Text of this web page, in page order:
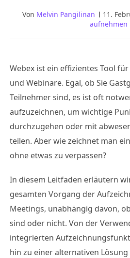
Von Melvin Pangilinan 11.
aufnehmen
Webex ist ein effizientes Tool
und Webinare. Egal, ob Sie
Teilnehmer sind, es ist oft
aufzuzeichnen, um wichtige
durchzugehen oder mit
teilen. Aber wie zeichnet man
ohne etwas zu verpassen?
In diesem Leitfaden erläutern
gesamten Vorgang der
Meetings, unabhängig davon,
sind oder nicht. Von der
integrierten
hin zu einer alternativen